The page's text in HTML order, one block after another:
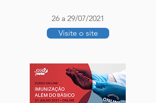
26 a 29/07/2021
Visite o site